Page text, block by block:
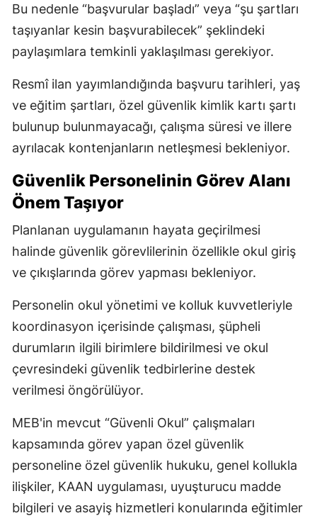
Bu nedenle “başvurular başladı” veya “şu şartları
taşıyanlar kesin başvurabilecek” şeklindeki
paylaşımlara temkinli yaklaşılması gerekiyor.
Resmî ilan yayımlandığında başvuru tarihleri, yaş
ve eğitim şartları, özel güvenlik kimlik kartı şartı
bulunup bulunmayacağı, çalışma süresi ve illere
ayrılacak kontenjanların netleşmesi bekleniyor.
Güvenlik Personelinin Görev Alanı
Önem Taşıyor
Planlanan uygulamanın hayata geçirilmesi
halinde güvenlik görevlilerinin özellikle okul giriş
ve çıkışlarında görev yapması bekleniyor.
Personelin okul yönetimi ve kolluk kuvvetleriyle
koordinasyon içerisinde çalışması, şüpheli
durumların ilgili birimlere bildirilmesi ve okul
çevresindeki güvenlik tedbirlerine destek
verilmesi öngörülüyor.
MEB'in mevcut “Güvenli Okul” çalışmaları
kapsamında görev yapan özel güvenlik
personeline özel güvenlik hukuku, genel kollukla
ilişkiler, KAAN uygulaması, uyuşturucu madde
bilgileri ve asayiş hizmetleri konularında eğitimler